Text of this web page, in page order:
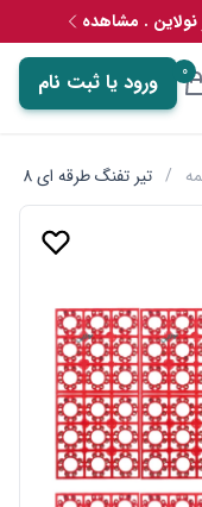
. مشاهده
0 ورود یا ثبت نام
/ تیر تفنگ طرقه ای 8 تایی مدل 18 خشاب بسته 10 تایی